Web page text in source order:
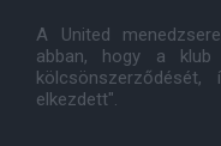
A United
abban, hogy a klub
elkezdett".